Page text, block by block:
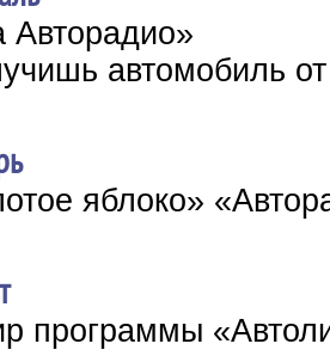
автомобиль
яблоко»
программы